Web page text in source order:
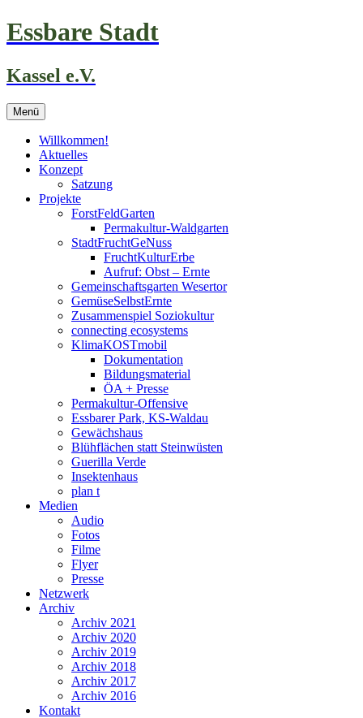
Zum
Inhalt
Essbare Stadt
Kassel e.V.
Menü
Willkommen!
Aktuelles
Konzept
Satzung
Projekte
ForstFeldGarten
Permakultur-Waldgarten
StadtFruchtGeNuss
FruchtKulturErbe
Aufruf: Obst – Ernte
Gemeinschaftsgarten Wesertor
GemüseSelbstErnte
Zusammenspiel Soziokultur
connecting ecosystems
KlimaKOSTmobil
Dokumentation
Bildungsmaterial
ÖA + Presse
Permakultur-Offensive
Essbarer Park, KS-Waldau
Gewächshaus
Blühflächen statt Steinwüsten
Guerilla Verde
Insektenhaus
plan t
Medien
Audio
Fotos
Filme
Flyer
Presse
Netzwerk
Archiv
Archiv 2021
Archiv 2020
Archiv 2019
Archiv 2018
Archiv 2017
Archiv 2016
Kontakt